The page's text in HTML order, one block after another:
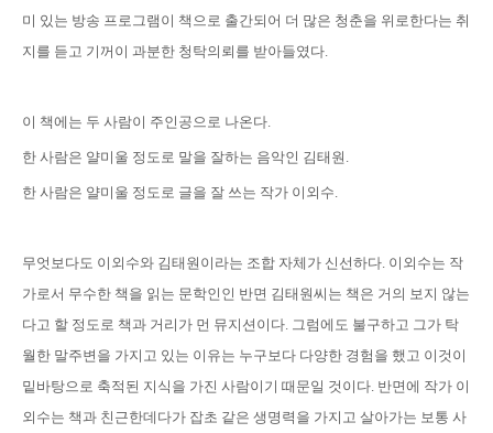
미 있는 방송 프로그램이 책으로 출간되어 더 많은 청춘을 위로한다는 취
지를 듣고 기꺼이 과분한 청탁의뢰를 받아들였다.
이 책에는 두 사람이 주인공으로 나온다.
한 사람은 얄미울 정도로 말을 잘하는 음악인 김태원.
한 사람은 얄미울 정도로 글을 잘 쓰는 작가 이외수.
무엇보다도 이외수와 김태원이라는 조합 자체가 신선하다. 이외수는 작
가로서 무수한 책을 읽는 문학인인 반면 김태원씨는 책은 거의 보지 않는
다고 할 정도로 책과 거리가 먼 뮤지션이다. 그럼에도 불구하고 그가 탁
월한 말주변을 가지고 있는 이유는 누구보다 다양한 경험을 했고 이것이
밑바탕으로 축적된 지식을 가진 사람이기 때문일 것이다. 반면에 작가 이
외수는 책과 친근한데다가 잡초 같은 생명력을 가지고 살아가는 보통 사